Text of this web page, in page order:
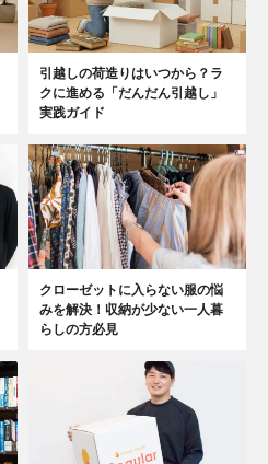
引越しの荷造りはいつから？ラ
クに進める「だんだん引越し」
実践ガイド
クローゼットに入らない服の悩
みを解決！収納が少ない一人暮
らしの方必見